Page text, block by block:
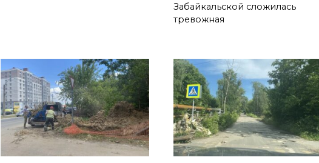
Забайкальской сложилась
тревожная